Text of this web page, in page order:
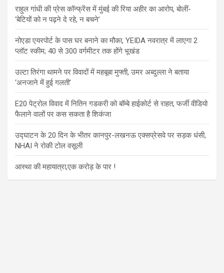
राहुल गांधी की प्रेस कॉन्फ्रेंस में मुंबई की रिया अहीर का आरोप, बोलीं-
‘बेटियों को न पढ़ने दे रहे, न बचने’
नोएडा एयरपोर्ट के पास घर बनाने का मौका, YEIDA नवरात्र में लाएगा 2
प्लॉट स्कीम; 40 से 300 वर्गमीटर तक होंगे भूखंड
उल्टा तिरंगा थामने पर विवादों में महबूबा मुफ्ती, उमर अब्दुल्ला ने बताया
‘अनजाने में हुई गलती’
E20 पेट्रोल विवाद में नितिन गडकरी को बॉम्बे हाईकोर्ट से राहत, फर्जी वीडियो
फैलाने वालों पर कस सकता है शिकंजा
उद्घाटन के 20 दिन के भीतर कानपुर-लखनऊ एक्सप्रेसवे पर सड़क धंसी,
NHAI ने रोकी टोल वसूली
आस्था की महायात्रा,एक करोड़ के पार !